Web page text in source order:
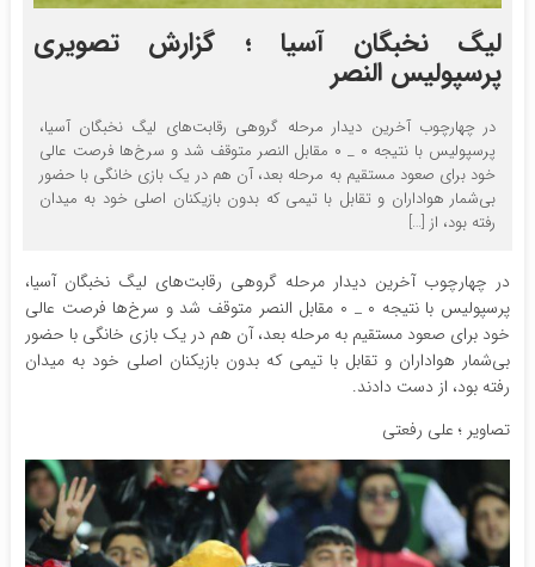
لیگ نخبگان آسیا ؛ گزارش تصویری
پرسپولیس النصر
در چهارچوب آخرین دیدار مرحله گروهی رقابت‌های لیگ نخبگان آسیا،
پرسپولیس با نتیجه ۰ _ ۰ مقابل النصر متوقف شد و سرخ‌ها فرصت عالی
خود برای صعود مستقیم به مرحله بعد، آن هم در یک بازی خانگی با حضور
بی‌شمار هواداران و تقابل با تیمی که بدون بازیکنان اصلی خود به میدان
رفته بود، از […]
در چهارچوب آخرین دیدار مرحله گروهی رقابت‌های لیگ نخبگان آسیا،
پرسپولیس با نتیجه ۰ _ ۰ مقابل النصر متوقف شد و سرخ‌ها فرصت عالی
خود برای صعود مستقیم به مرحله بعد، آن هم در یک بازی خانگی با حضور
بی‌شمار هواداران و تقابل با تیمی که بدون بازیکنان اصلی خود به میدان
رفته بود، از دست دادند.
تصاویر ؛ علی رفعتی